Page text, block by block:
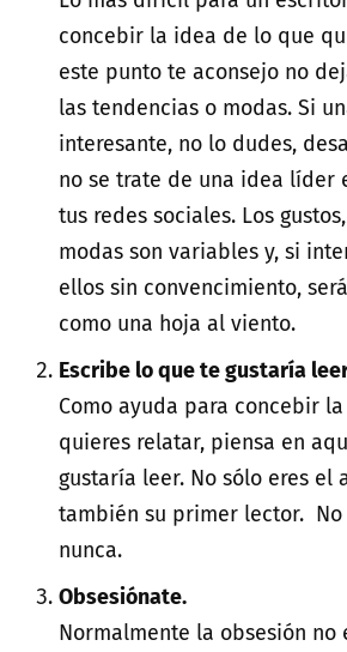
concebir la idea de lo que
este punto te aconsejo no
las tendencias o modas. Si
interesante, no lo dudes,
no se trate de una idea líder
tus redes sociales. Los
modas son variables y, si
ellos sin convencimiento,
como una hoja al viento.
Escribe lo que te gustaría
Como ayuda para concebir
quieres relatar, piensa en
gustaría leer. No sólo eres el
también su primer lector.
nunca.
Obsesiónate.
Normalmente la obsesión no